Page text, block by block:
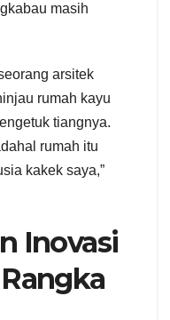
masih
arsitek
rumah kayu
tiangnya.
rumah itu
kakek saya,”
Inovasi